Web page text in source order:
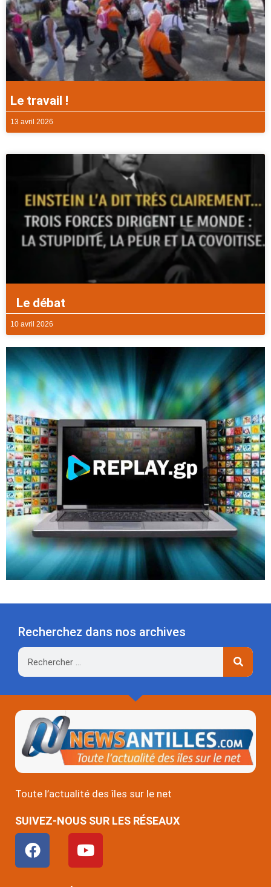
Le travail !
13 avril 2026
Le débat
10 avril 2026
Recherchez dans nos archives
Rechercher
Toute l’actualité des îles sur le net
SUIVEZ-NOUS SUR LES RÉSEAUX
F
a
c
Y
o
u